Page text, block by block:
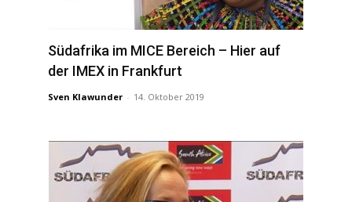
Südafrika im MICE Bereich – Hier auf
der IMEX in Frankfurt
Sven Klawunder - 14. Oktober 2019